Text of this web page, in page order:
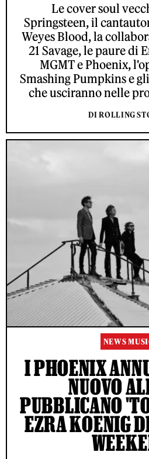
Le cover soul
Springsteen, il
Weyes Blood, la
21 Savage, le paure di
MGMT e Phoenix,
Smashing Pumpkins e
che usciranno nelle
DI ROLLING
NEWS
I PHOENIX
NUOVO
PUBBLICANO
EZRA KOENIG